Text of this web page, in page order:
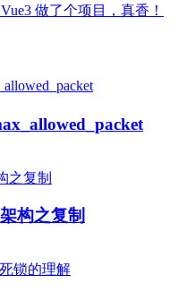
做了个项目，真香！
构之复制